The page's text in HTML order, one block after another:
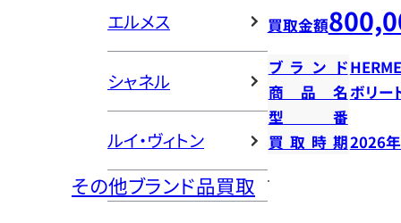
エルメス
シャネル
ルイ・ヴィトン
その他ブランド品買取
買取金額
ブランド
商品名ボリー
型番
買取時期2026